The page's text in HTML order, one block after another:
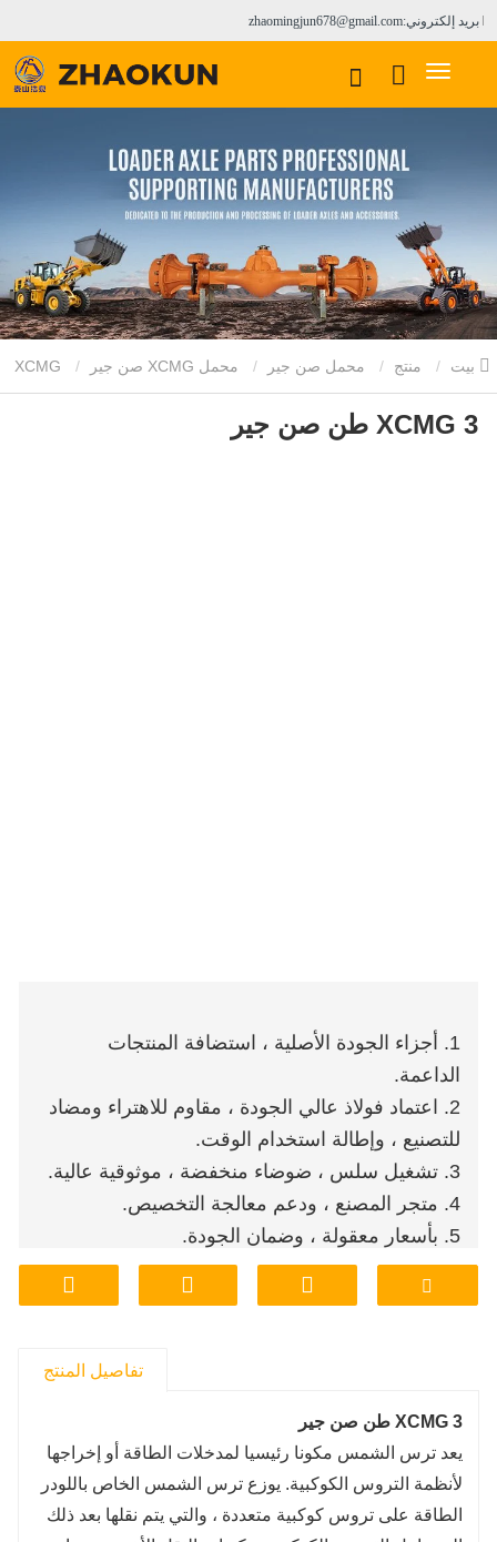
بريد إلكتروني:zhaomingjun678@gmail.com
منتج محمل صن جير محمل XCMG صن جير XCMG
XCMG 3 طن صن جير
1. أجزاء الجودة الأصلية ، استضافة المنتجات
الداعمة.
2. اعتماد فولاذ عالي الجودة ، مقاوم للاهتراء ومضاد
للتصنيع ، وإطالة استخدام الوقت.
3. تشغيل سلس ، ضوضاء منخفضة ، موثوقية عالية.
4. متجر المصنع ، ودعم معالجة التخصيص.
5. بأسعار معقولة ، وضمان الجودة.
6. تخزين المصنع والتسليم والنقل ، مريحة وسريعة.
تفاصيل المنتج
XCMG 3 طن صن جير
يعد ترس الشمس مكونا رئيسيا لمدخلات الطاقة أو إخراجها
لأنظمة التروس الكوكبية. يوزع ترس الشمس الخاص باللودر
الطاقة على تروس كوكبية متعددة ، والتي يتم نقلها بعد ذلك